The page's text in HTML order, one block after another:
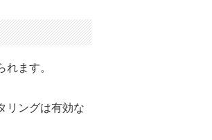
ます。
リングは有効な